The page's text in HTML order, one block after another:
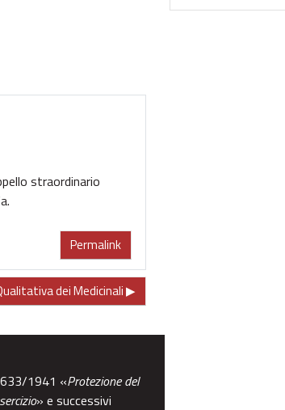
straordinario
Permalink
dei Medicinali ▶︎
1941 «Protezione del
» e successivi